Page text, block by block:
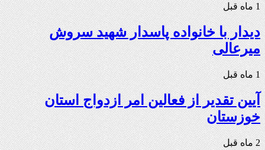
1 ماه قبل
دیدار با خانواده پاسدار شهید سروش
میرعالی
1 ماه قبل
آیین تقدیر از فعالین امر ازدواج استان
خوزستان
2 ماه قبل